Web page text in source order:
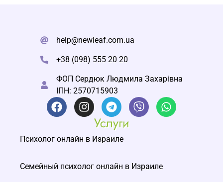
help@newleaf.com.ua
+38 (098) 555 20 20
ФОП Сердюк Людмила Захарівна
ІПН: 2570715903
Услуги
Психолог онлайн в Израиле
Семейный психолог онлайн в Израиле